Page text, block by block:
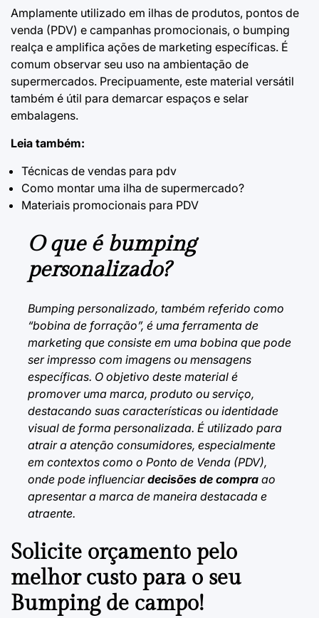
Amplamente utilizado em ilhas de produtos, pontos de
venda (PDV) e campanhas promocionais, o bumping
realça e amplifica ações de marketing específicas. É
comum observar seu uso na ambientação de
supermercados. Precipuamente, este material versátil
também é útil para demarcar espaços e selar
embalagens.
Leia também:
Técnicas de vendas para pdv
Como montar uma ilha de supermercado?
Materiais promocionais para PDV
O que é bumping
personalizado?
Bumping personalizado, também referido como
“bobina de forração”, é uma ferramenta de
marketing que consiste em uma bobina que pode
ser impresso com imagens ou mensagens
específicas. O objetivo deste material é
promover uma marca, produto ou serviço,
destacando suas características ou identidade
visual de forma personalizada. É utilizado para
atrair a atenção consumidores, especialmente
em contextos como o Ponto de Venda (PDV),
onde pode influenciardecisões de compra ao
apresentar a marca de maneira destacada e
atraente.
Solicite orçamento pelo
melhor custo para o seu
Bumping de campo!